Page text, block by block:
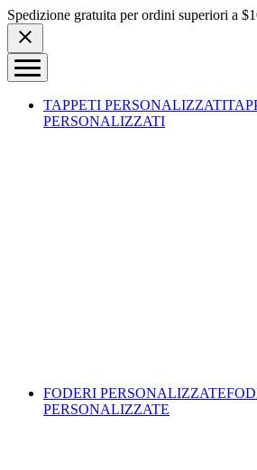
Skip to content
Spedizione gratuita per ordini superiori a
TAPPETI PERSONALIZZATI
PERSONALIZZATI
FODERI PERSONALIZZATE
PERSONALIZZATE